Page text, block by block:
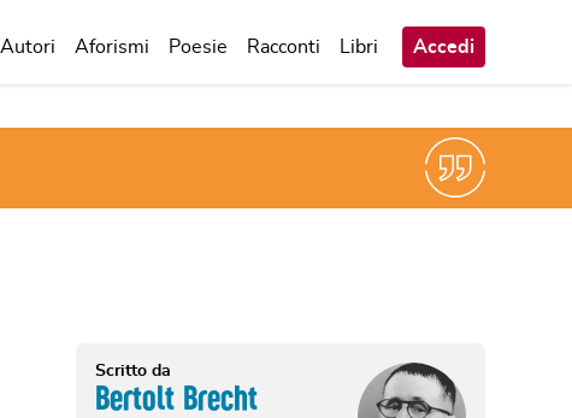
Autori Aforismi Poesie Racconti Libri Accedi
Scritto da
Bertolt Brecht